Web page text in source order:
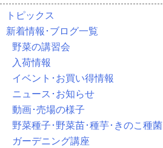
トピックス
新着情報･ブログ一覧
野菜の講習会
入荷情報
イベント･お買い得情報
ニュース･お知らせ
動画･売場の様子
野菜種子･野菜苗･種芋･きのこ種菌
ガーデニング講座